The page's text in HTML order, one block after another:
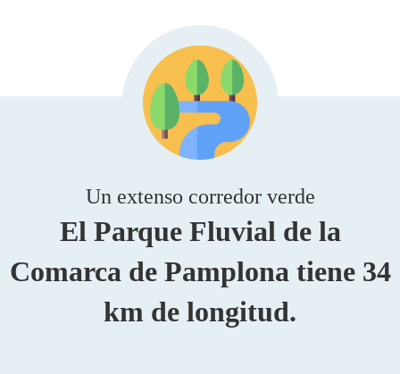
Un extenso corredor verde
El Parque Fluvial de la
Comarca de Pamplona tiene 34
km de longitud.